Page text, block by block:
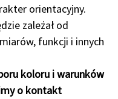
orientacyjny.
zależał od
funkcji i innych
koloru i warunków
o kontakt